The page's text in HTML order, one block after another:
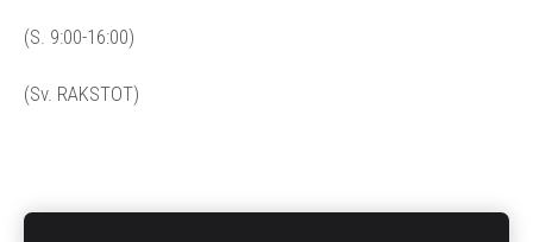
(S. 9:00-16:00)
(Sv. RAKSTOT)